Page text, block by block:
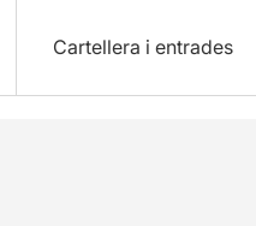
Cartellera i entrades